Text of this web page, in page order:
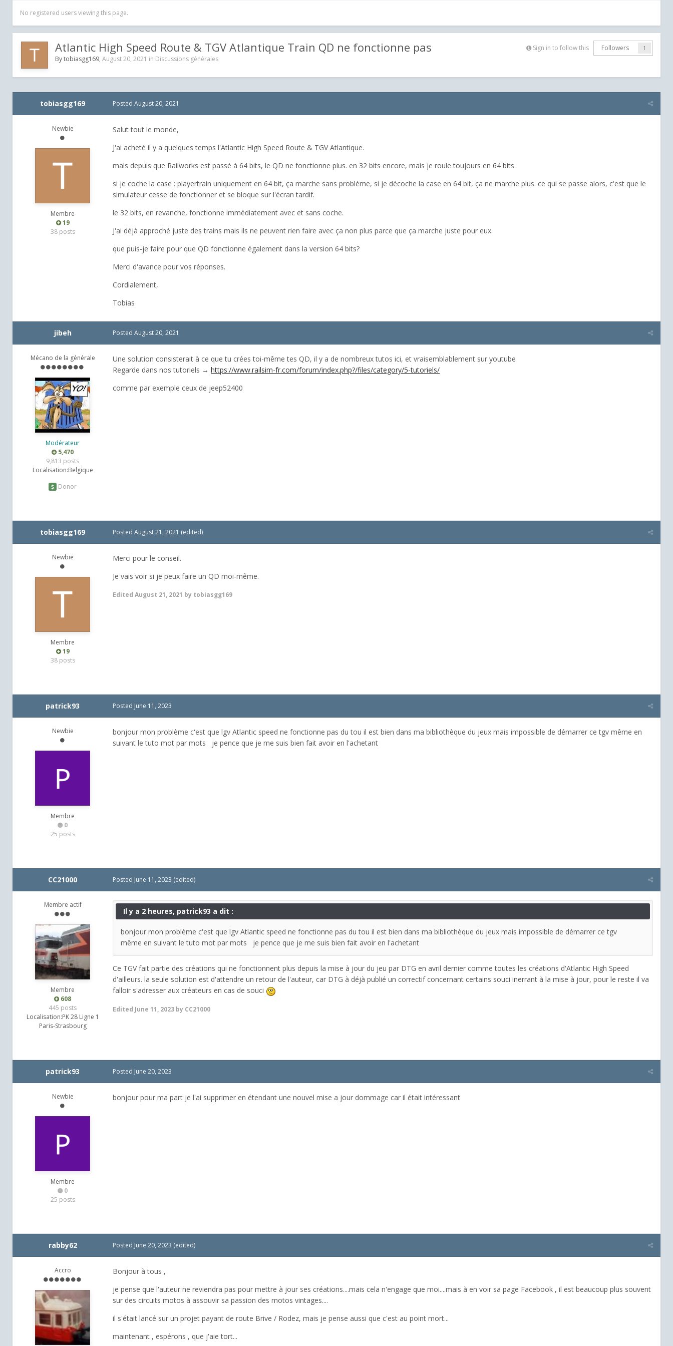
No registered users viewing this page.
Sign in to follow this Followers 1
Atlantic High Speed Route & TGV Atlantique Train QD ne fonctionne pas
Bytobiasgg169, August 20, 2021 in Discussions générales
tobiasgg169
Newbie
Membre
19
38 posts
Posted August 20, 2021
Salut tout le monde,
J'ai acheté il y a quelques temps l'Atlantic High Speed Route & TGV Atlantique.
mais depuis que Railworks est passé à 64 bits, le QD ne fonctionne plus. en 32 bits encore, mais je roule toujours en 64 bits.
si je coche la case : playertrain uniquement en 64 bit, ça marche sans problème, si je décoche la case en 64 bit, ça ne marche plus. ce qui se passe alors, c'est que le
simulateur cesse de fonctionner et se bloque sur l'écran tardif.
le 32 bits, en revanche, fonctionne immédiatement avec et sans coche.
J'ai déjà approché juste des trains mais ils ne peuvent rien faire avec ça non plus parce que ça marche juste pour eux.
que puis-je faire pour que QD fonctionne également dans la version 64 bits?
Merci d'avance pour vos réponses.
Cordialement,
Tobias
jibeh
Mécano de la générale
Modérateur
5,470
9,813 posts
Localisation:Belgique
Donor
Posted August 20, 2021
Une solution consisterait à ce que tu crées toi-même tes QD, il y a de nombreux tutos ici, et vraisemblablement sur youtube
Regarde dans nos tutoriels → https://www.railsim-fr.com/forum/index.php?/files/category/5-tutoriels/
comme par exemple ceux de jeep52400
tobiasgg169
Newbie
Membre
19
38 posts
Posted August 21, 2021 (edited)
Merci pour le conseil.
Je vais voir si je peux faire un QD moi-même.
Edited August 21, 2021 by tobiasgg169
patrick93
Newbie
Membre
0
25 posts
Posted June 11, 2023
bonjour mon problème c'est que lgv Atlantic speed ne fonctionne pas du tou il est bien dans ma bibliothèque du jeux mais impossible de démarrer ce tgv même en
suivant le tuto mot par mots je pence que je me suis bien fait avoir en l'achetant
CC21000
Membre actif
Membre
608
445 posts
Localisation:PK 28 Ligne 1
Paris-Strasbourg
Posted June 11, 2023 (edited)
Il y a 2 heures, patrick93 a dit :
bonjour mon problème c'est que lgv Atlantic speed ne fonctionne pas du tou il est bien dans ma bibliothèque du jeux mais impossible de démarrer ce tgv
même en suivant le tuto mot par mots je pence que je me suis bien fait avoir en l'achetant
Ce TGV fait partie des créations qui ne fonctionnent plus depuis la mise à jour du jeu par DTG en avril dernier comme toutes les créations d'Atlantic High Speed
d'ailleurs. la seule solution est d'attendre un retour de l'auteur, car DTG à déjà publié un correctif concernant certains souci inerrant à la mise à jour, pour le reste il va
falloir s'adresser aux créateurs en cas de souci
Edited June 11, 2023 by CC21000
patrick93
Newbie
Membre
0
25 posts
Posted June 20, 2023
bonjour pour ma part je l'ai supprimer en étendant une nouvel mise a jour dommage car il était intéressant
rabby62
Accro
Posted June 20, 2023 (edited)
Bonjour à tous ,
je pense que l'auteur ne reviendra pas pour mettre à jour ses créations....mais cela n'engage que moi....mais à en voir sa page Facebook , il est beaucoup plus souvent
sur des circuits motos à assouvir sa passion des motos vintages....
il s'était lancé sur un projet payant de route Brive / Rodez, mais je pense aussi que c'est au point mort...
maintenant , espérons , que j'aie tort...